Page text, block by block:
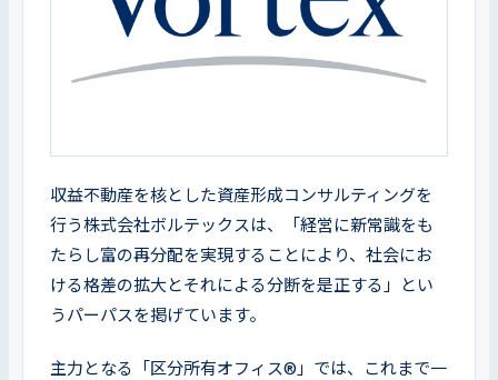
収益不動産を核とした資産形成コンサルティングを
行う株式会社ボルテックスは、「経営に新常識をも
たらし富の再分配を実現することにより、社会にお
ける格差の拡大とそれによる分断を是正する」とい
うパーパスを掲げています。
主力となる「区分所有オフィス®」では、これまで一